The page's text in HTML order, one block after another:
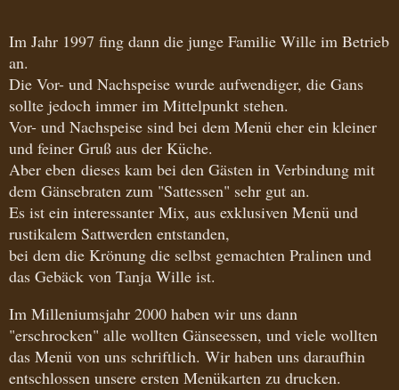
Im Jahr 1997 fing dann die junge Familie Wille im Betrieb
an.
Die Vor- und Nachspeise wurde aufwendiger, die Gans
sollte jedoch immer im Mittelpunkt stehen.
Vor- und Nachspeise sind bei dem Menü eher ein kleiner
und feiner Gruß aus der Küche.
Aber eben dieses kam bei den Gästen in Verbindung mit
dem Gänsebraten zum "Sattessen" sehr gut an.
Es ist ein interessanter Mix, aus exklusiven Menü und
rustikalem Sattwerden entstanden,
bei dem die Krönung die selbst gemachten Pralinen und
das Gebäck von Tanja Wille ist.
Im Milleniumsjahr 2000 haben wir uns dann
"erschrocken" alle wollten Gänseessen, und viele wollten
das Menü von uns schriftlich. Wir haben uns daraufhin
entschlossen unsere ersten Menükarten zu drucken.